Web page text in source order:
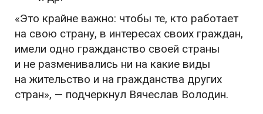
«Это крайне важно: чтобы те, кто работает
на свою страну, в интересах своих граждан,
имели одно гражданство своей страны
и не разменивались ни на какие виды
на жительство и на гражданства других
стран», — подчеркнул Вячеслав Володин.